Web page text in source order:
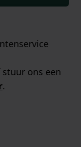
stuur ons een
.